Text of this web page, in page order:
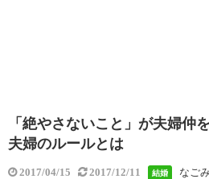
「絶やさないこと」が夫婦
夫婦のルールとは
2017/04/15 2017/12/11 結婚 なご